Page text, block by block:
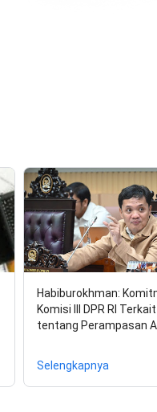
Habiburokhman:
Komisi III DPR RI Terkait
tentang Perampasan
Selengkapnya